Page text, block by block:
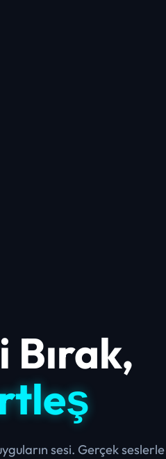
sesi. Gerçek